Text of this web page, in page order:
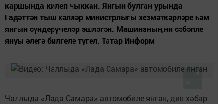
каршында килеп чыккан. Янгын булган урында
Гадәттән тыш хәлләр министрлыгы хезмәткәрләре һәм
янгын сүндерүчеләр эшләгән. Машинаның ни сәбәпле
януы әлегә билгеле түгел. Татар Информ
Чаллыда «Лада Самара» автомобиле янган, дип хәбәр